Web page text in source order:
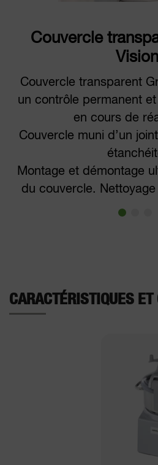
Couvercle
Vision
Couvercle transparent
un contrôle permanent
en cours de
Couvercle muni d’un
Montage et démontage
du couvercle.
CARACTÉRISTIQUES